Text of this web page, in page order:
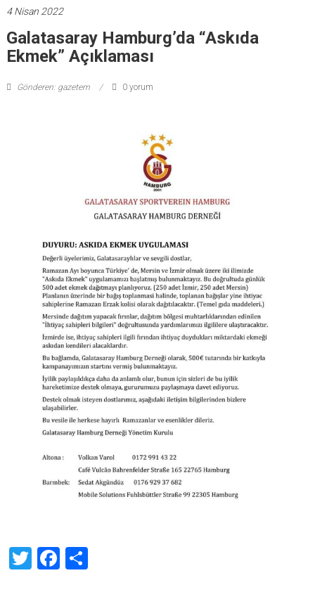
4 Nisan 2022
Galatasaray Hamburg’da “Askıda
Ekmek” Açıklaması
Gönderen: gazetem 0 yorum
TwitterFacebook
Share